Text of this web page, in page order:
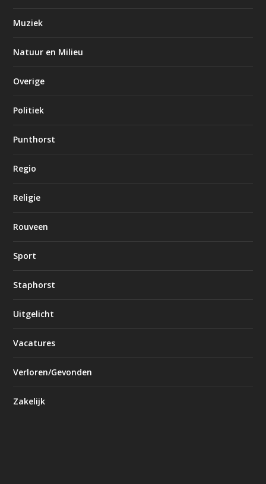
Muziek
Natuur en Milieu
Overige
Politiek
Punthorst
Regio
Religie
Rouveen
Sport
Staphorst
Uitgelicht
Vacatures
Verloren/Gevonden
Zakelijk